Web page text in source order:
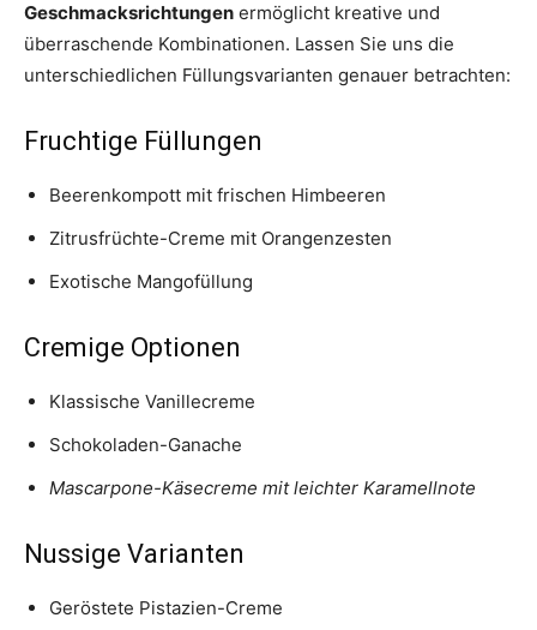
Geschmacksrichtungen ermöglicht kreative und
überraschende Kombinationen. Lassen Sie uns die
unterschiedlichen Füllungsvarianten genauer betrachten:
Fruchtige Füllungen
Beerenkompott mit frischen Himbeeren
Zitrusfrüchte-Creme mit Orangenzesten
Exotische Mangofüllung
Cremige Optionen
Klassische Vanillecreme
Schokoladen-Ganache
Mascarpone-Käsecreme mit leichter Karamellnote
Nussige Varianten
Geröstete Pistazien-Creme